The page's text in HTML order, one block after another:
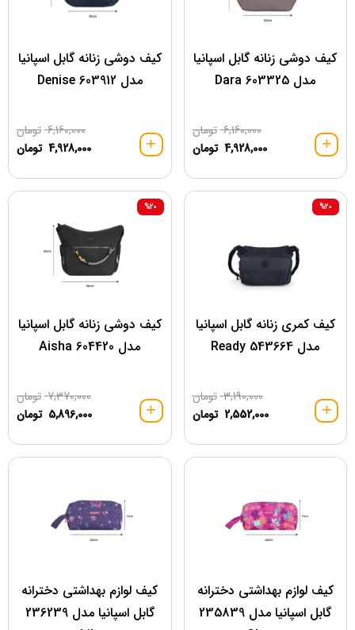
کیف دوشی زنانه گابل اسپانیا
مدل 603325 Dara
6,160,000 تومان
4,928,000 تومان
کیف دوشی زنانه گابل اسپانیا
مدل 603912 Denise
6,160,000 تومان
4,928,000 تومان
کیف کمری زنانه گابل اسپانیا
مدل 543664 Ready
%20
3,190,000 تومان
2,552,000 تومان
کیف دوشی زنانه گابل اسپانیا
مدل 604420 Aisha
%20
7,370,000 تومان
5,896,000 تومان
کیف لوازم بهداشتی دخترانه
گابل اسپانیا مدل 235839
کیف لوازم بهداشتی دخترانه
گابل اسپانیا مدل 236239